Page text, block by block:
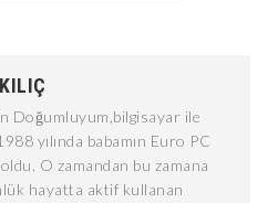
Doğumluyum,bilgisayar ile
yılında babamın Euro PC
O zamandan bu zamana
hayatta aktif kullanan